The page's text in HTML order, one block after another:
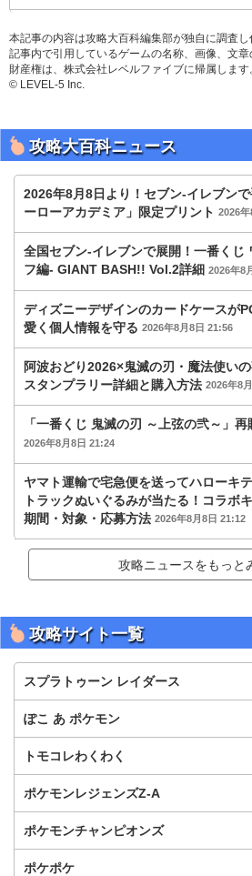
本記事の内容は攻略大百科編集部が独自に調査し
記事内で引用しているゲームの名称、画像、文
財産権は、株式会社レベルファイブに帰属します
© LEVEL-5 Inc.
攻略大百科ニュース
2026年8月8日より！セブン‐イレブン
ーローアカデミア」限定プリント 2026
全国セブン‐イレブンで展開！一番くじ
フ編- GIANT BASH!! Vol.2詳細 2026年8
ディズニーデザインのカードケースが
愛く個人情報を守る 2026年8月8日 21:56
阿波おどり2026×鬼滅の刃・魔法使い
スタンプラリー詳細と購入方法 2026年8
「一番くじ 鬼滅の刃 ～上弦の弐～」
2026年8月8日 21:24
ヤマト運輸で宅急便を送ってハローキ
トラックぬいぐるみが当たる！コラボ
期間・対象・応募方法 2026年8月8日 21:12
攻略ニュースをもっと
攻略サイト一覧
スプラトゥーン レイダース
ぽこ あ ポケモン
トモコレわくわく
ポケモンレジェンズZ-A
ポケモンチャンピオンズ
ポケポケ